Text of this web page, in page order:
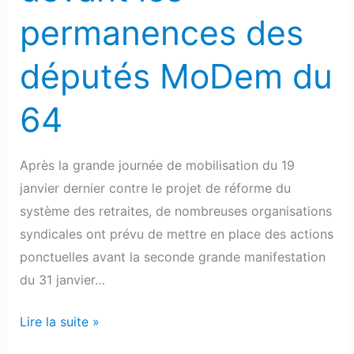
permanences des
députés MoDem du
64
Après la grande journée de mobilisation du 19
janvier dernier contre le projet de réforme du
système des retraites, de nombreuses organisations
syndicales ont prévu de mettre en place des actions
ponctuelles avant la seconde grande manifestation
du 31 janvier…
Lire la suite »